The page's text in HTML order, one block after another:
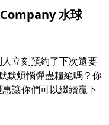
水球
立刻預約了下次還要
默煩惱彈盡糧絕嗎？你
讓你們可以繼續贏下